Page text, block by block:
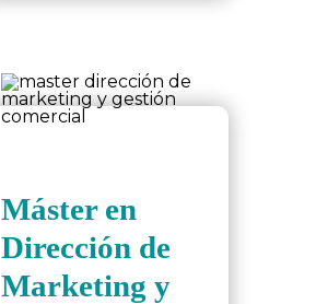
Máster en
Dirección de
Marketing y